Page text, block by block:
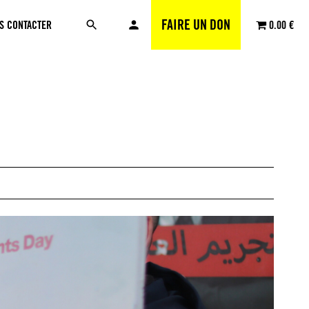
CONTACTER FAIRE UN DON 0.00 €